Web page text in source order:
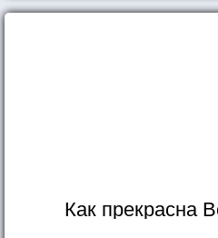
Как прекрасна